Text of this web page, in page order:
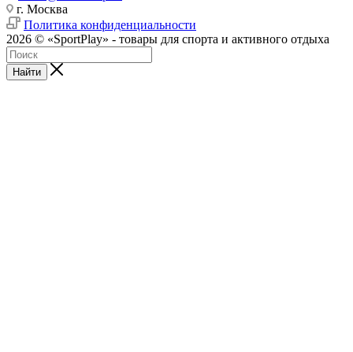
г. Москва
Политика конфиденциальности
2026 © «SportPlay» - товары для спорта и активного отдыха
Найти